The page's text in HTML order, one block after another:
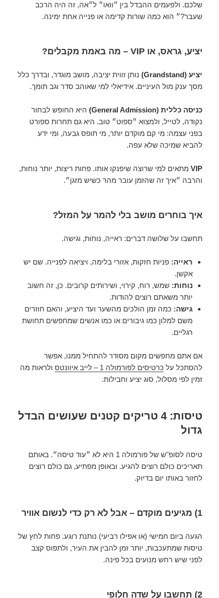
שלכם. ולפעמים ההבדל בין ״וואו״ ל״אה, זה היה הרכב
שעבר?״ הוא כמה שורות קדימה או פנייה אחת ימינה.
יציע, גראס, או VIP – מה באמת מקבלים?
יציע (Grandstand)
נותן זווית יציבה, מושב מוגדר, ובדרך כלל
מסך ענק מול העיניים. אידיאלי למי שאוהב סדר וגב תומך.
כניסה כללית (General Admission)
היא החופש לבחור
נקודה, לטייל, ולמצוא ״ספוט״ טוב. היא גם תחרות ספורט
בפני עצמה: מי קם מוקדם יותר, מי תופס גבעה, ומי ידע
להביא שמיכה שלא עפה.
VIP מתאים למי שרוצה שיפנקו אותו. פחות ריצות, יותר נוחות,
והרבה ״איך זה שהזמן עובר מהר כשיש מזגן״.
איך בוחרים מושב בלי להמר על המזל?
תחשבו על שלושה דברים: ראייה, נוחות, וגישה.
ראייה: פניות חזקות, אזורי בלימה, ויציאה לפנייה. שם יש
אקשן.
נוחות: שמש, רוח, קירוי, ושירותים קרובים. כן, זה חשוב
יותר משאתם רוצים להודות.
גישה: כמה זמן הולכים מהשער ועד היציע, והאם חוזרים
משם למלון כמו גיבורים או כמו אנשים שמחפשים תחושת
רגליים.
אם אתם מחפשים מקום מסודר להתחיל ממנו, אפשר
להסתכל על כרטיסים לפורמולה 1 – לייב איוונטס
ולראות מה
זמין לפי מסלול, סוג יציע וחבילות.
טיסות: 4 טריקים קטנים שעושים הבדל
גדול
טיסה לסופ"ש של פורמולה 1 היא לא ״עוד טיסה״. באותם
תאריכים כולם רוצים להגיע. ובאופן מפתיע, גם כולם רוצים
לחזור באותו יום בדיוק.
1) מגיעים מוקדם – אבל לא רק כדי לנשום אוויר
הגעה ביום חמישי (או אפילו רביעי) נותנת רוגע. פחות לחץ של
טיסות שמתעכבות, יותר זמן להבין את העיר, ולתפוס קצב
לפני שיש רחש מנועים בכל פינה.
2) תחשבו על שדה חלופי